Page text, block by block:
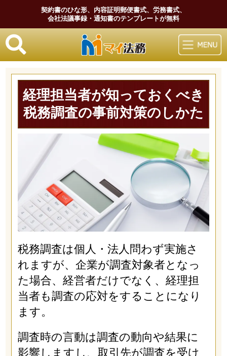
契約書のひな形、内容証明郵便書式、労務書式、
会社法議事録・通知書のテンプレートが無料
マイ法務
経理担当者が知っておくべき
税務調査の事前対策のしかた
税務調査は個人・法人問わず実施さ
れますが、企業が調査対象者となっ
た場合、経営者だけでなく、経理担
当者も調査の応対をすることになり
ます。
調査時の言動は調査の動向や結果に
影響しますし、取引先が調査を受け